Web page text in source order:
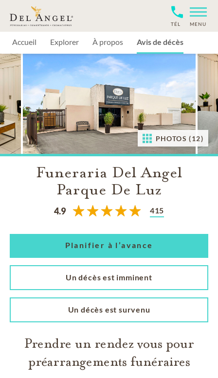
MENU
TÉL
Accueil Explorer À propos Avis de décès
PHOTOS (12)
Funeraria Del Angel
Parque De Luz
4.9 415
Planifier à l’avance
Un décès est imminent
Un décès est survenu
Prendre un rendez vous pour
préarrangements funéraires